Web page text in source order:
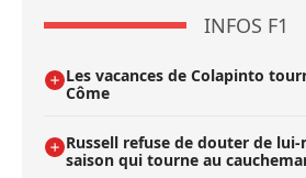
INFOS F1
Les vacances de Colapinto
Côme
Russell refuse de douter de
saison qui tourne au